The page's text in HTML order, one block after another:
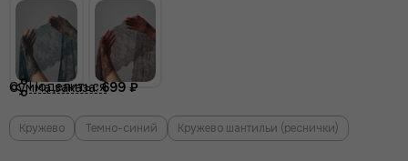
Сумма заказа:699 ₽
Поделиться
Кружево Темно-синий Кружево шантильи (реснички)